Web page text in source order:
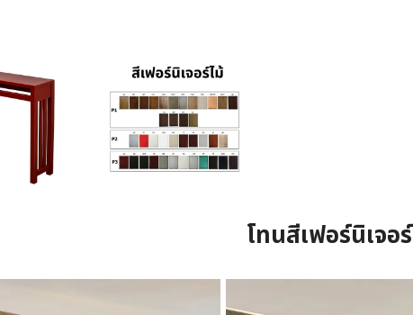
โทนสีเฟอร์นิเจอ